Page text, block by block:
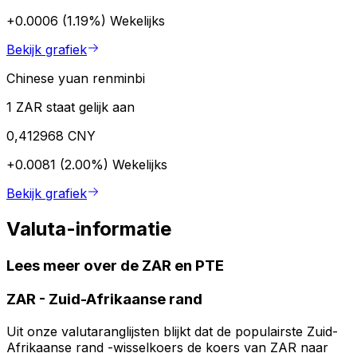
+0.0006 (1.19%) Wekelijks
Bekijk grafiek
Chinese yuan renminbi
1 ZAR staat gelijk aan
0,412968 CNY
+0.0081 (2.00%) Wekelijks
Bekijk grafiek
Valuta-informatie
Lees meer over de ZAR en PTE
ZAR - Zuid-Afrikaanse rand
Uit onze valutaranglijsten blijkt dat de populairste Zuid-
Afrikaanse rand -wisselkoers de koers van ZAR naar